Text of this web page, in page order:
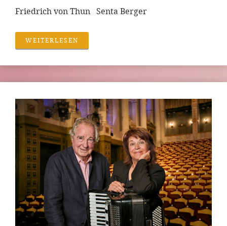
Friedrich von Thun Senta Berger
WEITERLESEN